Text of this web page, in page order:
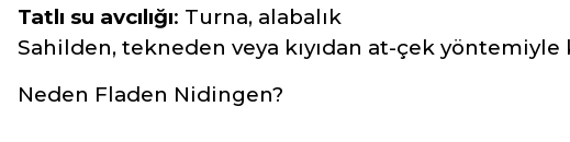
Tatlı su avcılığı: Turna, alabalık
Sahilden, tekneden veya kıyıdan at-çek yöntemiyle
Neden Fladen Nidingen?